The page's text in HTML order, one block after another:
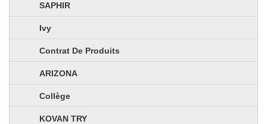
SAPHIR
Ivy
Contrat De Produits
ARIZONA
Collège
KOVAN TRY